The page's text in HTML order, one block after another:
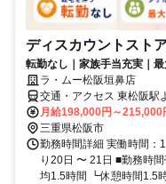
ディスカウントスト
転勤なし｜家族手当充実｜
ラ・ムー松阪垣鼻店
交通・アクセス 東松阪駅
月給198,000円～215,000
三重県松阪市
勤務時間詳細 実働時間：
り20日 〜 21日 ■勤務時
均1.5時間 ┗休憩時間1.5